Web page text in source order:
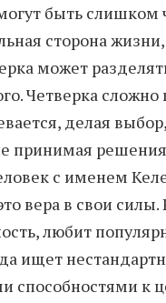
быть слишком
сторона жизни,
может
Четверка
делая
принимая решения
с именем
вера в свои силы.
любит
ищет
к